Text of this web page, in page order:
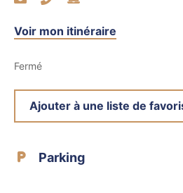
Voir mon itinéraire
Fermé
Ajouter à une liste de
Parking